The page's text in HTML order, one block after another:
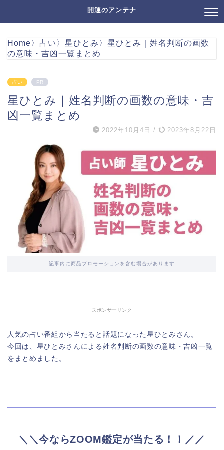
開運のアンテナ
Home〉 占い 〉 星ひとみ 〉 星ひとみ｜姓名判断の画数
の意味・吉凶一覧まとめ
占い PR
星ひとみ｜姓名判断の画数の意味・吉
凶一覧まとめ
2022年10月4日 / 2023年8月22日
記事内に商品プロモーションを含む場合があります
スポンサーリンク
人気の占い番組から当たると話題になった星ひとみさん。
今回は、星ひとみさんによる姓名判断の画数の意味・吉凶一覧
をまとめました。
＼＼今ならZOOM鑑定が当たる！！／／